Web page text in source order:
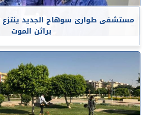
مستشفى طوارئ سوهاج الجديد ينتزع
براثن الموت